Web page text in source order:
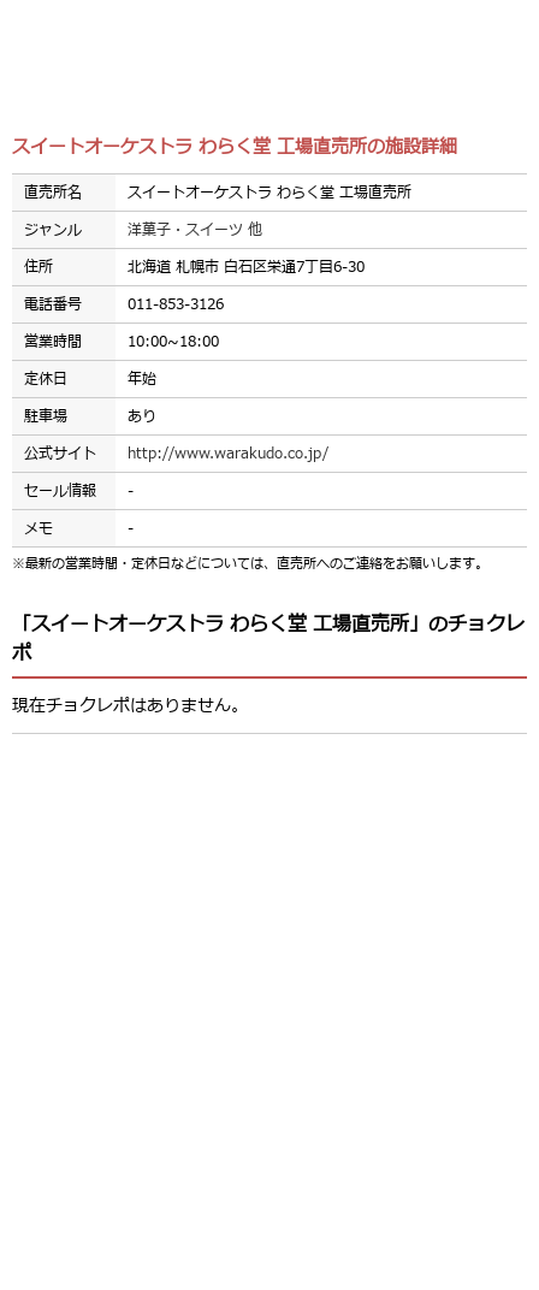
スイートオーケストラ わらく堂 工場直売所の施設詳細
直売所名
スイートオーケストラ わらく堂 工場直売所
ジャンル
洋菓子・スイーツ 他
住所
北海道 札幌市 白石区栄通7丁目6-30
電話番号
011-853-3126
営業時間
10:00~18:00
定休日
年始
駐車場
あり
公式サイト
http://www.warakudo.co.jp/
セール情報
-
メモ
-
※最新の営業時間・定休日などについては、直売所へのご連絡をお願いします。
「スイートオーケストラ わらく堂 工場直売所」のチョクレ
ポ
現在チョクレポはありません。